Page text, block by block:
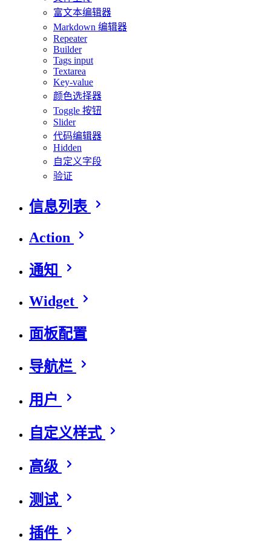
富文本编辑器
Markdown 编辑器
Repeater
Builder
Tags input
Textarea
Key-value
颜色选择器
Toggle 按钮
Slider
代码编辑器
Hidden
自定义字段
验证
信息列表
Action
通知
Widget
面板配置
导航栏
用户
自定义样式
高级
测试
插件